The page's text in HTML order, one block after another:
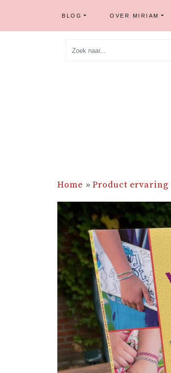
BLOG OVER MIRIAM
Home »Product ervaring